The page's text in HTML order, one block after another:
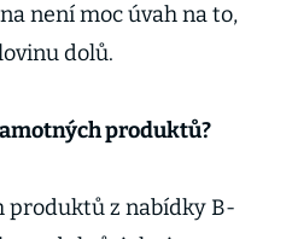
není moc úvah na to,
dolů.
produktů?
z nabídky B-